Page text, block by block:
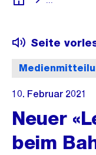
Deutsch
Seite
10. Februar 2021
Neuer
beim